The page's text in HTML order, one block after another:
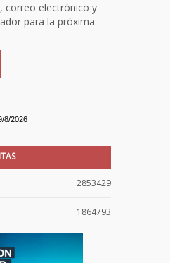
correo electrónico y
para la próxima
8/2026
2853429
1864793